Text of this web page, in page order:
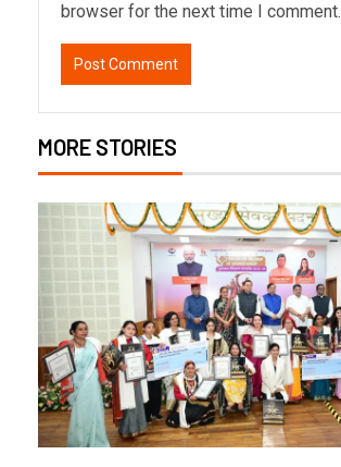
browser for the next time I comment.
MORE STORIES